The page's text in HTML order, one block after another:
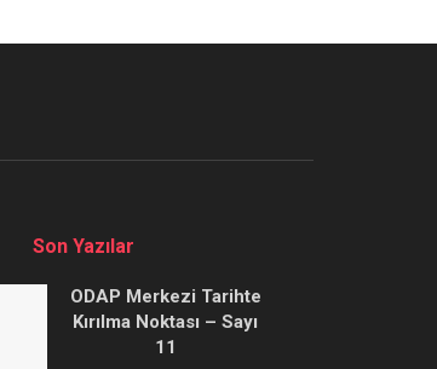
Son Yazılar
ODAP Merkezi Tarihte
Kırılma Noktası – Sayı
11